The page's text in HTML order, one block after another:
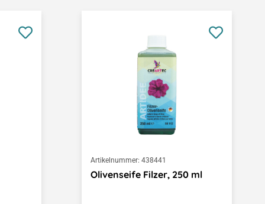
Artikelnummer: 438441
Olivenseife Filzer, 250 ml